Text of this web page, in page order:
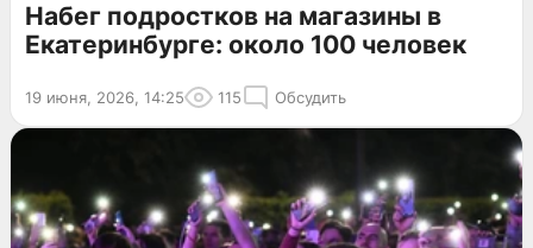
Набег подростков на магазины в
Екатеринбурге: около 100 человек
19 июня, 2026, 14:25 115 Обсудить